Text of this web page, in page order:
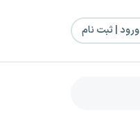
ورود | ثبت‌ نام